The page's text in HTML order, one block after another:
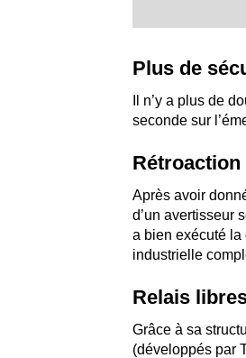
Plus de
Il n’y a plus de
seconde sur
Rétroaction
Après avoir
d’un avertisseur
a bien exécuté la
industrielle
Relais
Grâce à sa
(développés par